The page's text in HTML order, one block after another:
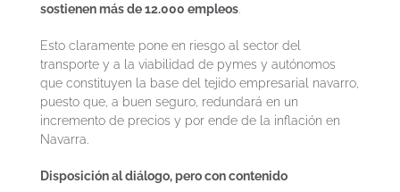
sostienen más de 12.000 empleos.
Esto claramente pone en riesgo al sector del
transporte y a la viabilidad de pymes y autónomos
que constituyen la base del tejido empresarial navarro,
puesto que, a buen seguro, redundará en un
incremento de precios y por ende de la inflación en
Navarra.
Disposición al diálogo, pero con contenido